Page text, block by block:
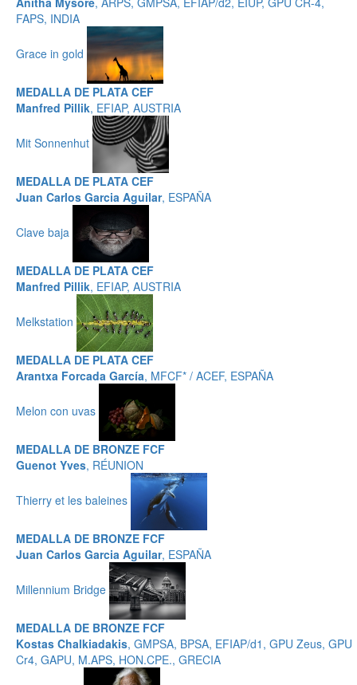
FAPS, INDIA
Grace in gold
MEDALLA DE PLATA CEF
Manfred Pillik, EFIAP, AUSTRIA
Mit Sonnenhut
MEDALLA DE PLATA CEF
Juan Carlos Garcia Aguilar, ESPAÑA
Clave baja
MEDALLA DE PLATA CEF
Manfred Pillik, EFIAP, AUSTRIA
Melkstation
MEDALLA DE PLATA CEF
Arantxa Forcada García, MFCF* / ACEF, ESPAÑA
Melon con uvas
MEDALLA DE BRONZE FCF
Guenot Yves, RÉUNION
Thierry et les baleines
MEDALLA DE BRONZE FCF
Juan Carlos Garcia Aguilar, ESPAÑA
Millennium Bridge
MEDALLA DE BRONZE FCF
Kostas Chalkiadakis, GMPSA, BPSA, EFIAP/d1, GPU Zeus, GPU
Cr4, GAPU, M.APS, HON.CPE., GRECIA